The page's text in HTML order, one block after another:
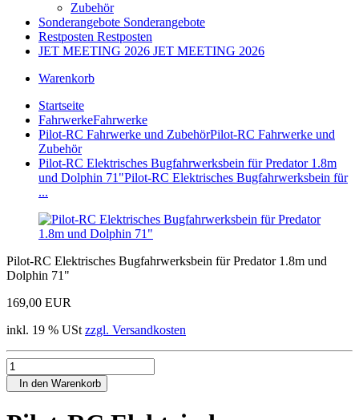
Zubehör
Sonderangebote Sonderangebote
Restposten Restposten
JET MEETING 2026 JET MEETING 2026
Warenkorb
Startseite
FahrwerkeFahrwerke
Pilot-RC Fahrwerke und ZubehörPilot-RC Fahrwerke und
Zubehör
Pilot-RC Elektrisches Bugfahrwerksbein für Predator 1.8m
und Dolphin 71"Pilot-RC Elektrisches Bugfahrwerksbein für
...
Pilot-RC Elektrisches Bugfahrwerksbein für Predator 1.8m und
Dolphin 71"
169,00 EUR
inkl. 19 % USt zzgl. Versandkosten
In den Warenkorb